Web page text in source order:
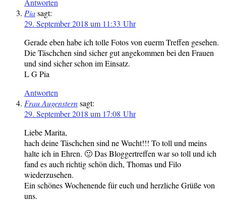
Antworten
Piasagt:
29. September 2018 um 11:33 Uhr
Gerade eben habe ich tolle Fotos von euerm Treffen gesehen.
Die Täschchen sind sicher gut angekommen bei den Frauen
und sind sicher schon im Einsatz.
L G Pia
Antworten
Frau Augensternsagt:
29. September 2018 um 17:08 Uhr
Liebe Marita,
hach deine Täschchen sind ne Wucht!!! To toll und meins
halte ich in Ehren. 🙂 Das Bloggertreffen war so toll und ich
fand es auch richtig schön dich, Thomas und Filo
wiederzusehen.
Ein schönes Wochenende für euch und herzliche Grüße von
uns.